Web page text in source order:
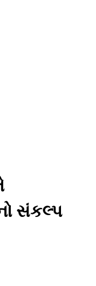
સંકલ્પ